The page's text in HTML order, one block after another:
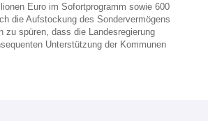
Euro im Sofortprogramm sowie 600
die Aufstockung des Sondervermögens
zu spüren, dass die Landesregierung
Unterstützung der Kommunen